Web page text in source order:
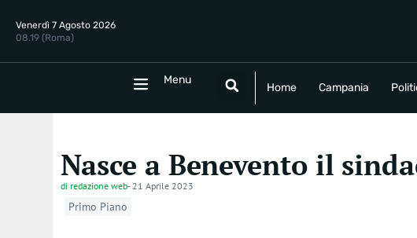
Venerdì 7 Agosto 2026
08.19 (Roma)
Menu
Home Campania
Home Campania Politica Economia
Nasce a Benevento il
di redazione web- 21 Aprile 2023
Primo Piano